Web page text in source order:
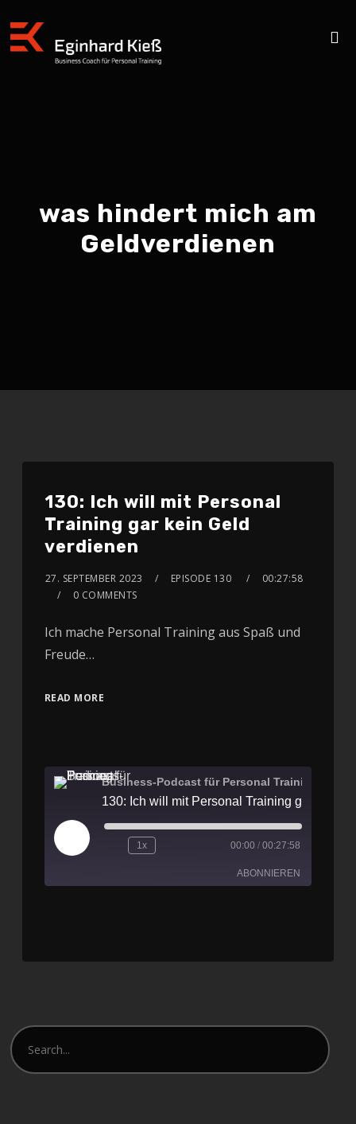
was hindert mich am
Geldverdienen
130: Ich will mit Personal
Training gar kein Geld
verdienen
27. SEPTEMBER 2023 EPISODE 130
00:27:58
0 COMMENTS
Ich mache Personal Training aus Spaß und
Freude…
READ MORE
Business-Podcast für Personal Training
1x 00:00 / 00:27:58
ABONNIEREN